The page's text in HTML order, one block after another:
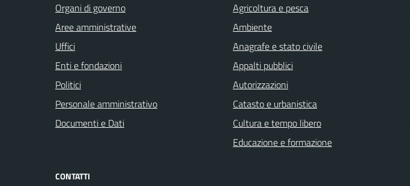
Organi di governo
Aree amministrative
Uffici
Enti e fondazioni
Politici
Personale amministrativo
Documenti e Dati
Agricoltura e pesca
Ambiente
Anagrafe e stato civile
Appalti pubblici
Autorizzazioni
Catasto e urbanistica
Cultura e tempo libero
Educazione e formazione
CONTATTI